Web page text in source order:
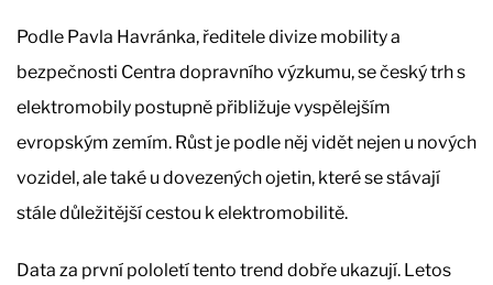
Podle Pavla Havránka, ředitele divize mobility a
bezpečnosti Centra dopravního výzkumu, se český trh s
elektromobily postupně přibližuje vyspělejším
evropským zemím. Růst je podle něj vidět nejen u nových
vozidel, ale také u dovezených ojetin, které se stávají
stále důležitější cestou k elektromobilitě.
Data za první pololetí tento trend dobře ukazují. Letos